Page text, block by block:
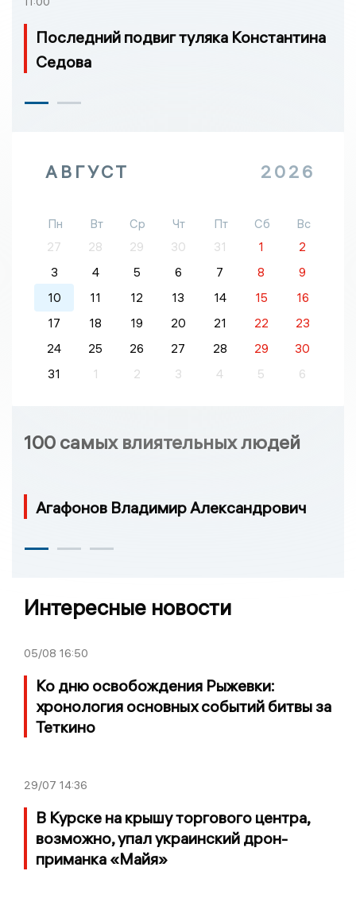
Последний подвиг туляка Константина
Седова
АВГУСТ 2026
Пн Вт Ср Чт Пт Сб
Вс
27
28 29 30 31 1
2
3
4 5 6 7 8
9
10
11 12 13 14 15
16
17
18 19 20 21 22
23
24
25 26 27 28 29
30
31
1 2 3 4 5 6
100 самых влиятельных людей
Агафонов Владимир Александрович
Интересные новости
05/08 16:50
Ко дню освобождения Рыжевки:
хронология основных событий битвы за
Теткино
29/07 14:36
В Курске на крышу торгового центра,
возможно, упал украинский дрон-
приманка «Майя»